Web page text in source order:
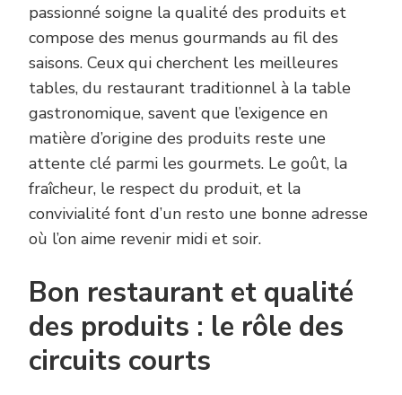
passionné soigne la qualité des produits et
compose des menus gourmands au fil des
saisons. Ceux qui cherchent les meilleures
tables, du restaurant traditionnel à la table
gastronomique, savent que l’exigence en
matière d’origine des produits reste une
attente clé parmi les gourmets. Le goût, la
fraîcheur, le respect du produit, et la
convivialité font d’un resto une bonne adresse
où l’on aime revenir midi et soir.
Bon restaurant et qualité
des produits : le rôle des
circuits courts